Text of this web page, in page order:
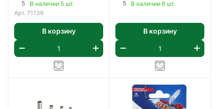
5
В наличии 5 шт.
Арт. 71136
В корзину
5 В наличии 6 шт.
В корзину